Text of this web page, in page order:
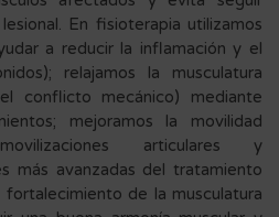
En fisioterapia utilizamos
a reducir la inflamación y el
relajamos la musculatura
conflicto mecánico) mediante
mejoramos la movilidad
articulares y
más avanzadas del tratamiento
de la musculatura